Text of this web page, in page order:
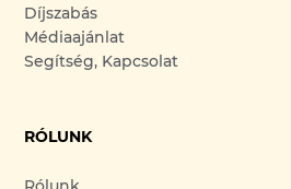
Díjszabás
Médiaajánlat
Segítség, Kapcsolat
RÓLUNK